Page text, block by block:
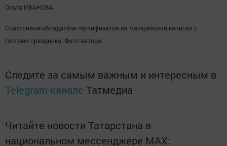
Ольга ИВАНОВА
Счастливые обладатели сертификатов на материнский капитал с
гостями праздника. Фото автора.
Следите за самым важным и интересным в
Telegram-канале Татмедиа
Читайте новости Татарстана в
национальном мессенджере MАХ: